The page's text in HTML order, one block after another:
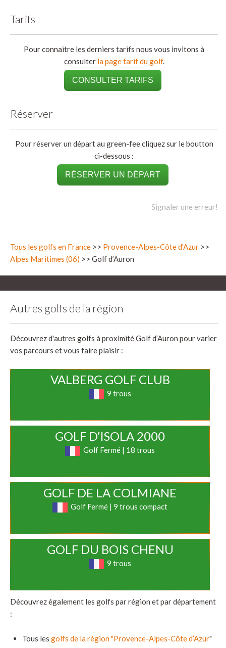
Tarifs
Pour connaitre les derniers tarifs nous vous invitons à
consulter la page tarif du golf.
CONSULTER TARIFS
Réserver
Pour réserver un départ au green-fee cliquez sur le boutton
ci-dessous :
RÉSERVER UN DÉPART
Signaler une erreur!
Tous les golfs en France >> Provence-Alpes-Côte d’Azur >>
Alpes Maritimes (06) >> Golf d’Auron
Autres golfs de la région
Découvrez d'autres golfs à proximité Golf d’Auron pour varier
vos parcours et vous faire plaisir :
VALBERG GOLF CLUB
9 trous
GOLF D’ISOLA 2000
Golf Fermé | 18 trous
GOLF DE LA COLMIANE
Golf Fermé | 9 trous compact
GOLF DU BOIS CHENU
9 trous
Découvrez également les golfs par région et par département
:
Tous les golfs de la région "Provence-Alpes-Côte d’Azur"